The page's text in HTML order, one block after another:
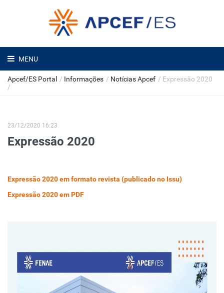
MENU
Apcef/ES Portal / Informações / Notícias Apcef / Expressão 2020
/
23/12/2020 16:23
Expressão 2020
Expressão 2020 em formato revista (publicado no Issu)
Expressão 2020 em PDF